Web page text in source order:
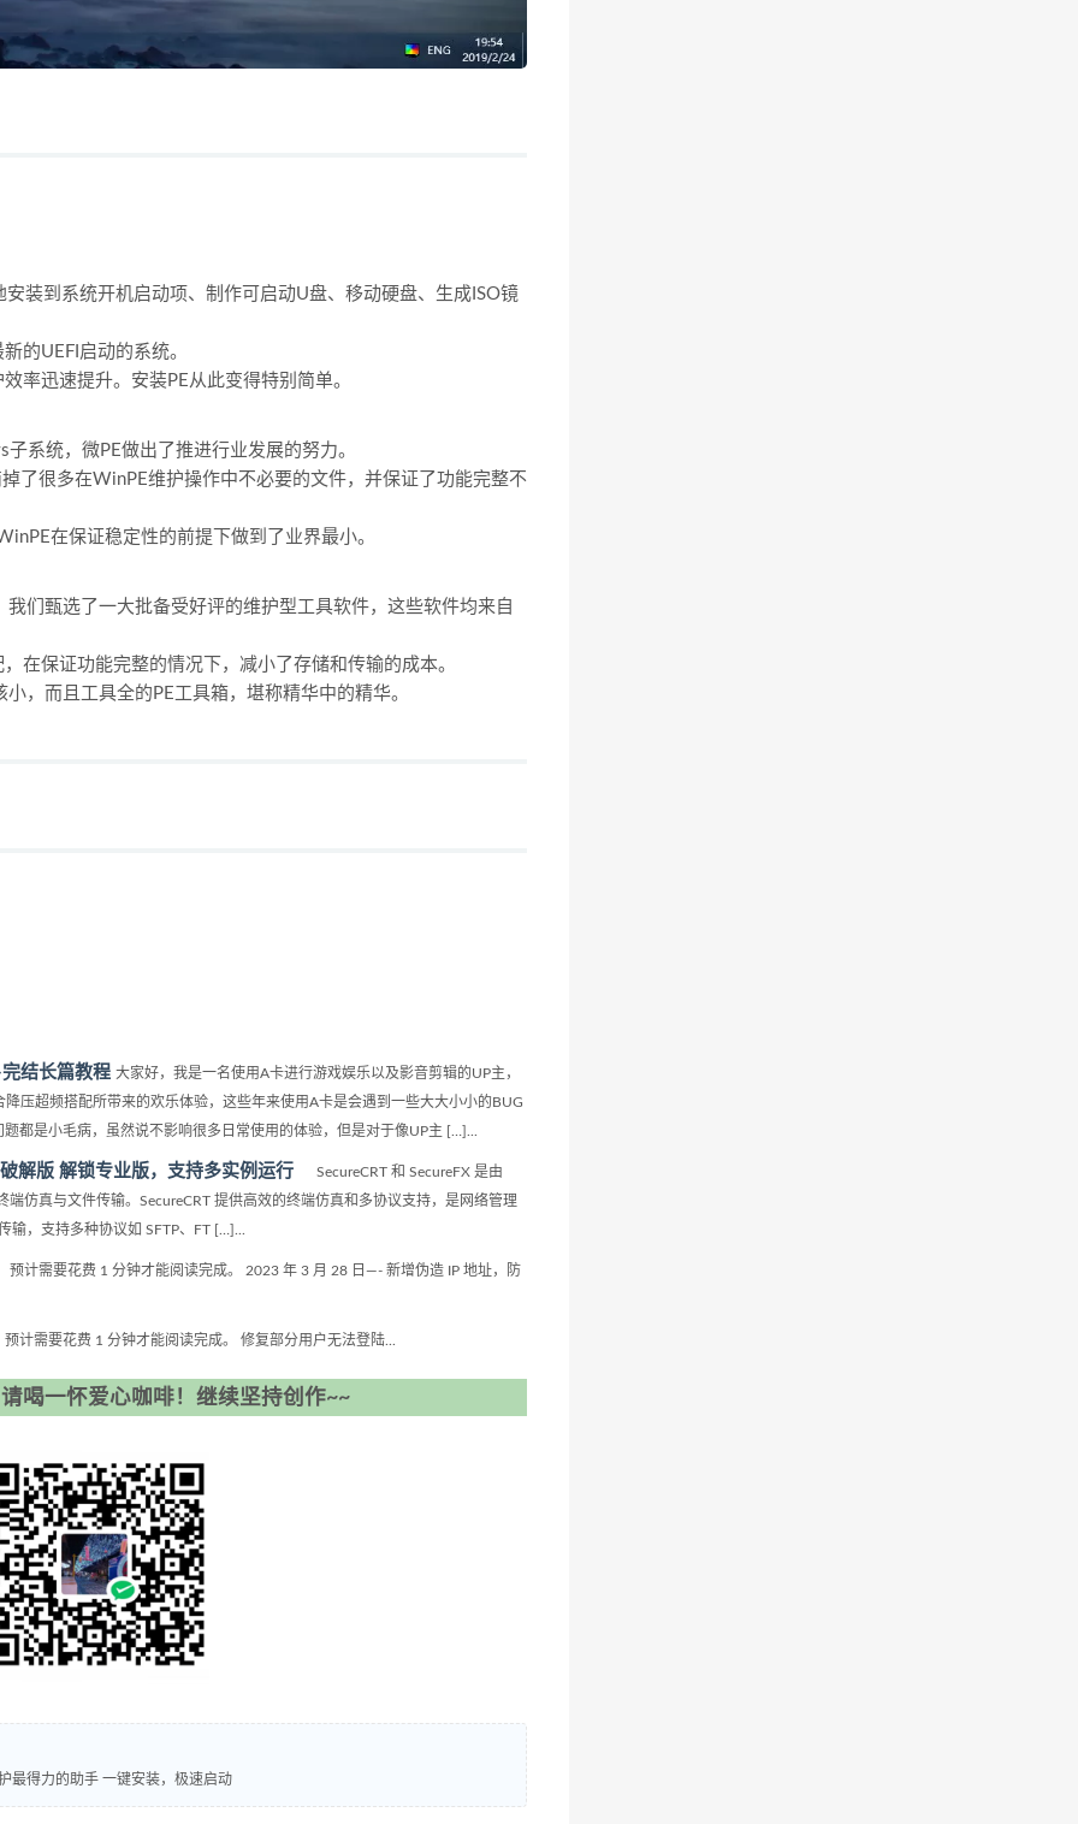
装到系统开机启动项、制作可启动U盘、移动硬盘、生成ISO镜
的UEFI启动的系统。
率迅速提升。安装PE从此变得特别简单。
系统，微PE做出了推进行业发展的努力。
了很多在WinPE维护操作中不必要的文件，并保证了功能完整不
在保证稳定性的前提下做到了业界最小。
们甄选了一大批备受好评的维护型工具软件，这些软件均来自
在保证功能完整的情况下，减小了存储和传输的成本。
，而且工具全的PE工具箱，堪称精华中的精华。
结长篇教程 大家好，我是一名使用A卡进行游戏娱乐以及影音剪辑的UP主，
压超频搭配所带来的欢乐体验，这些年来使用A卡是会遇到一些大大小小的BUG
都是小毛病，虽然说不影响很多日常使用的体验，但是对于像UP主 […]...
解版 解锁专业版，支持多实例运行
SecureCRT 和 SecureFX 是由
仿真与文件传输。SecureCRT 提供高效的终端仿真和多协议支持，是网络管理
输，支持多种协议如 SFTP、FT […]...
预计需要花费 1 分钟才能阅读完成。 2023 年 3 月 28 日—- 新增伪造 IP 地址，防
计需要花费 1 分钟才能阅读完成。 修复部分用户无法登陆...
喝一怀爱心咖啡！继续坚持创作~~
最得力的助手 一键安装，极速启动